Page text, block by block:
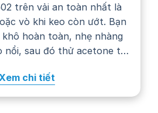
trên vải an toàn nhất là
vò khi keo còn ướt. Bạn
hoàn toàn, nhẹ nhàng
nổi, sau đó thử acetone tại
lý cụ thể còn phụ…
Xem chi tiết